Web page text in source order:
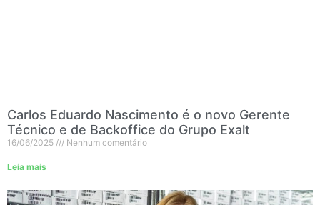
Carlos Eduardo Nascimento é o novo Gerente
Técnico e de Backoffice do Grupo Exalt
16/06/2025 Nenhum comentário
Leia mais